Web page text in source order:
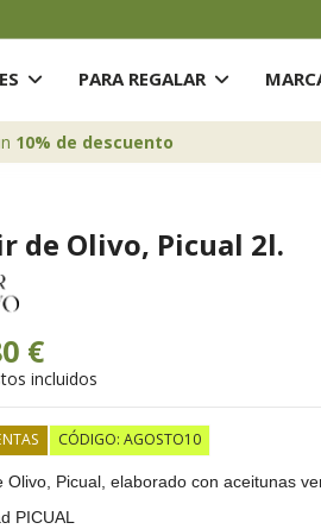
PARA REGALAR
10% de descuento
de Olivo, Picual 2l.
€
incluidos
CÓDIGO: AGOSTO10
Olivo, Picual, elaborado con aceitunas
PICUAL